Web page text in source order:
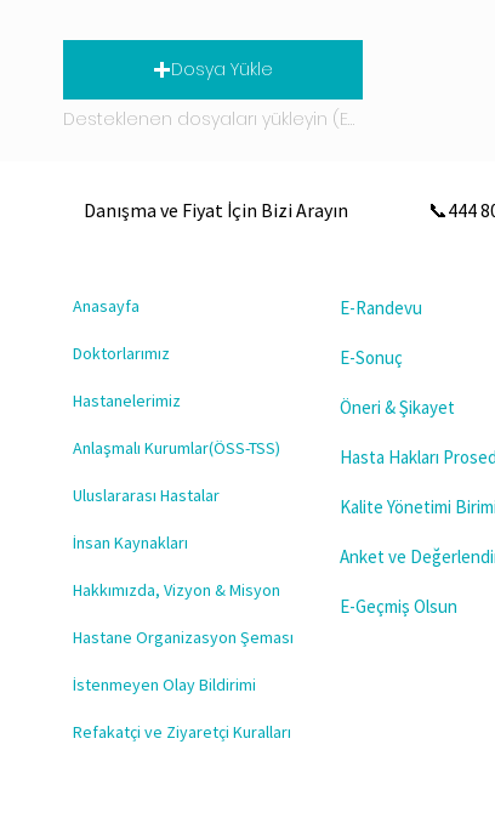
Dosya Yükle
Desteklenen dosyaları yükleyin (En fazla 15 MB)
Danışma ve Fiyat İçin Bizi Arayın 📞444
Anasayfa
Doktorlarımız
Hastanelerimiz
Anlaşmalı Kurumlar(ÖSS-TSS)
Uluslararası Hastalar
İnsan Kaynakları
Hakkımızda, Vizyon & Misyon
Hastane Organizasyon Şeması
İstenmeyen Olay Bildirimi
Refakatçi ve Ziyaretçi Kuralları
E-Randevu
E-Sonuç
Öneri & Şikayet
Hasta Hakları
Kalite Yönetimi Birimi
Anket ve
E-Geçmiş Olsun